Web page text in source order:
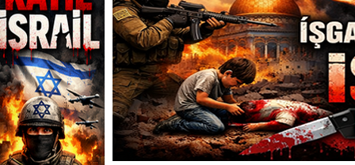
22:39
/
00:29
/ Yunanistan